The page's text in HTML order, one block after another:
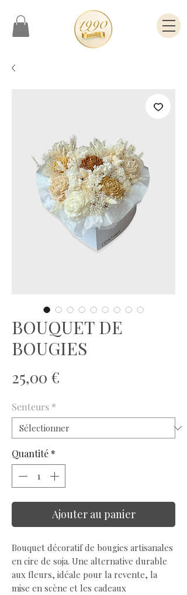
BOUQUET DE
BOUGIES
25,00 €
Senteurs *
Quantité *
Ajouter au panier
Bouquet décoratif de bougies artisanales
en cire de soja. Une alternative durable
aux fleurs, idéale pour la revente, la
mise en scène et les cadeaux